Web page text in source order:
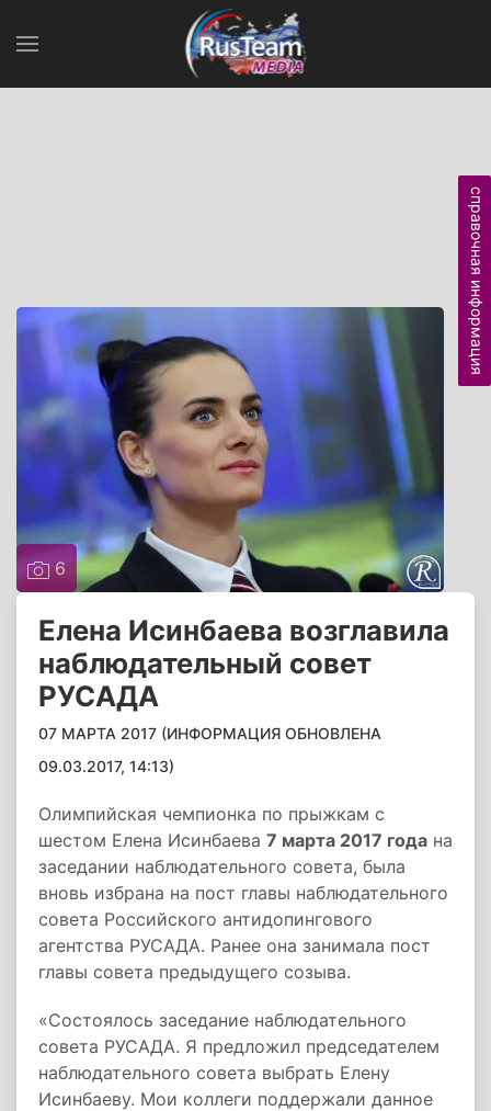
6
Елена Исинбаева возглавила
наблюдательный совет
РУСАДА
07 МАРТА 2017 (ИНФОРМАЦИЯ ОБНОВЛЕНА
09.03.2017, 14:13)
Олимпийская чемпионка по прыжкам с
шестом Елена Исинбаева 7 марта 2017 года на
заседании наблюдательного совета, была
вновь избрана на пост главы наблюдательного
совета Российского антидопингового
агентства РУСАДА. Ранее она занимала пост
главы совета предыдущего созыва.
«Состоялось заседание наблюдательного
совета РУСАДА. Я предложил председателем
наблюдательного совета выбрать Елену
Исинбаеву. Мои коллеги поддержали данное
справочная информация